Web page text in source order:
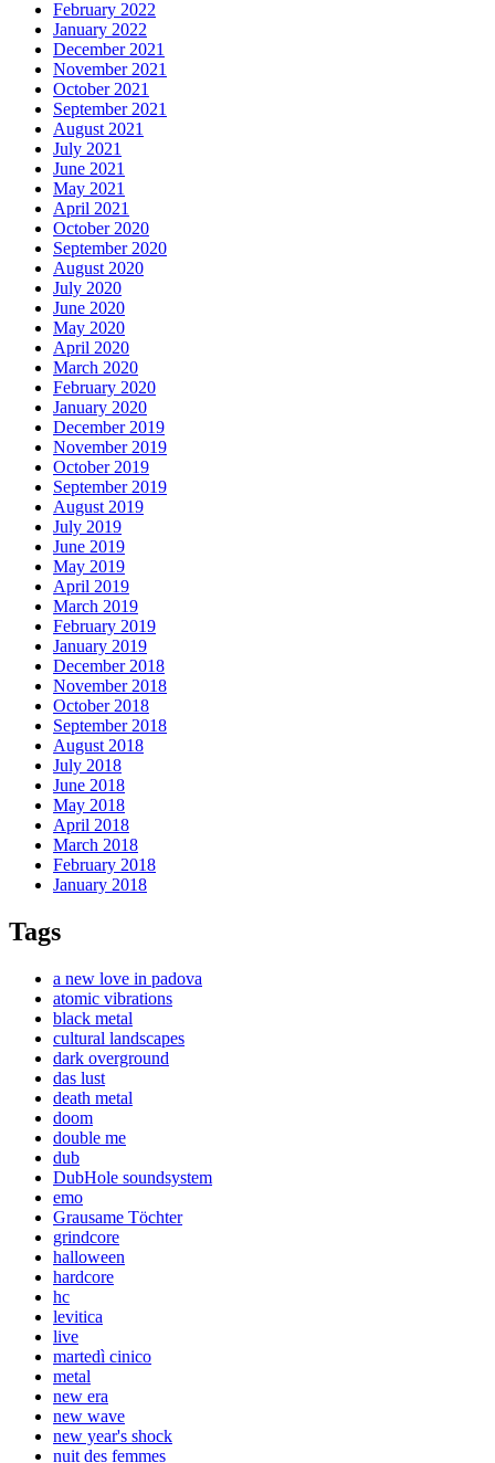
February 2022
January 2022
December 2021
November 2021
October 2021
September 2021
August 2021
July 2021
June 2021
May 2021
April 2021
October 2020
September 2020
August 2020
July 2020
June 2020
May 2020
April 2020
March 2020
February 2020
January 2020
December 2019
November 2019
October 2019
September 2019
August 2019
July 2019
June 2019
May 2019
April 2019
March 2019
February 2019
January 2019
December 2018
November 2018
October 2018
September 2018
August 2018
July 2018
June 2018
May 2018
April 2018
March 2018
February 2018
January 2018
Tags
a new love in padova
atomic vibrations
black metal
cultural landscapes
dark overground
das lust
death metal
doom
double me
dub
DubHole soundsystem
emo
Grausame Töchter
grindcore
halloween
hardcore
hc
levitica
live
martedì cinico
metal
new era
new wave
new year's shock
nuit des femmes